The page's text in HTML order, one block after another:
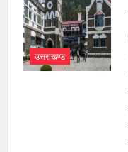
उत्तराखण्ड